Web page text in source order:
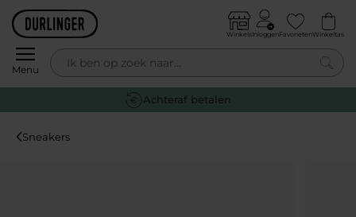
Skip to content
Menu
WinkelsInloggenFavorietenWinkeltas
0
Sneakers